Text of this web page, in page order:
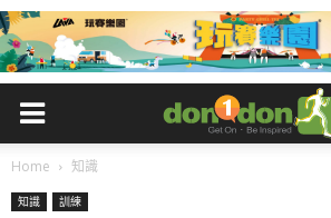
Home 知識
知識 訓練